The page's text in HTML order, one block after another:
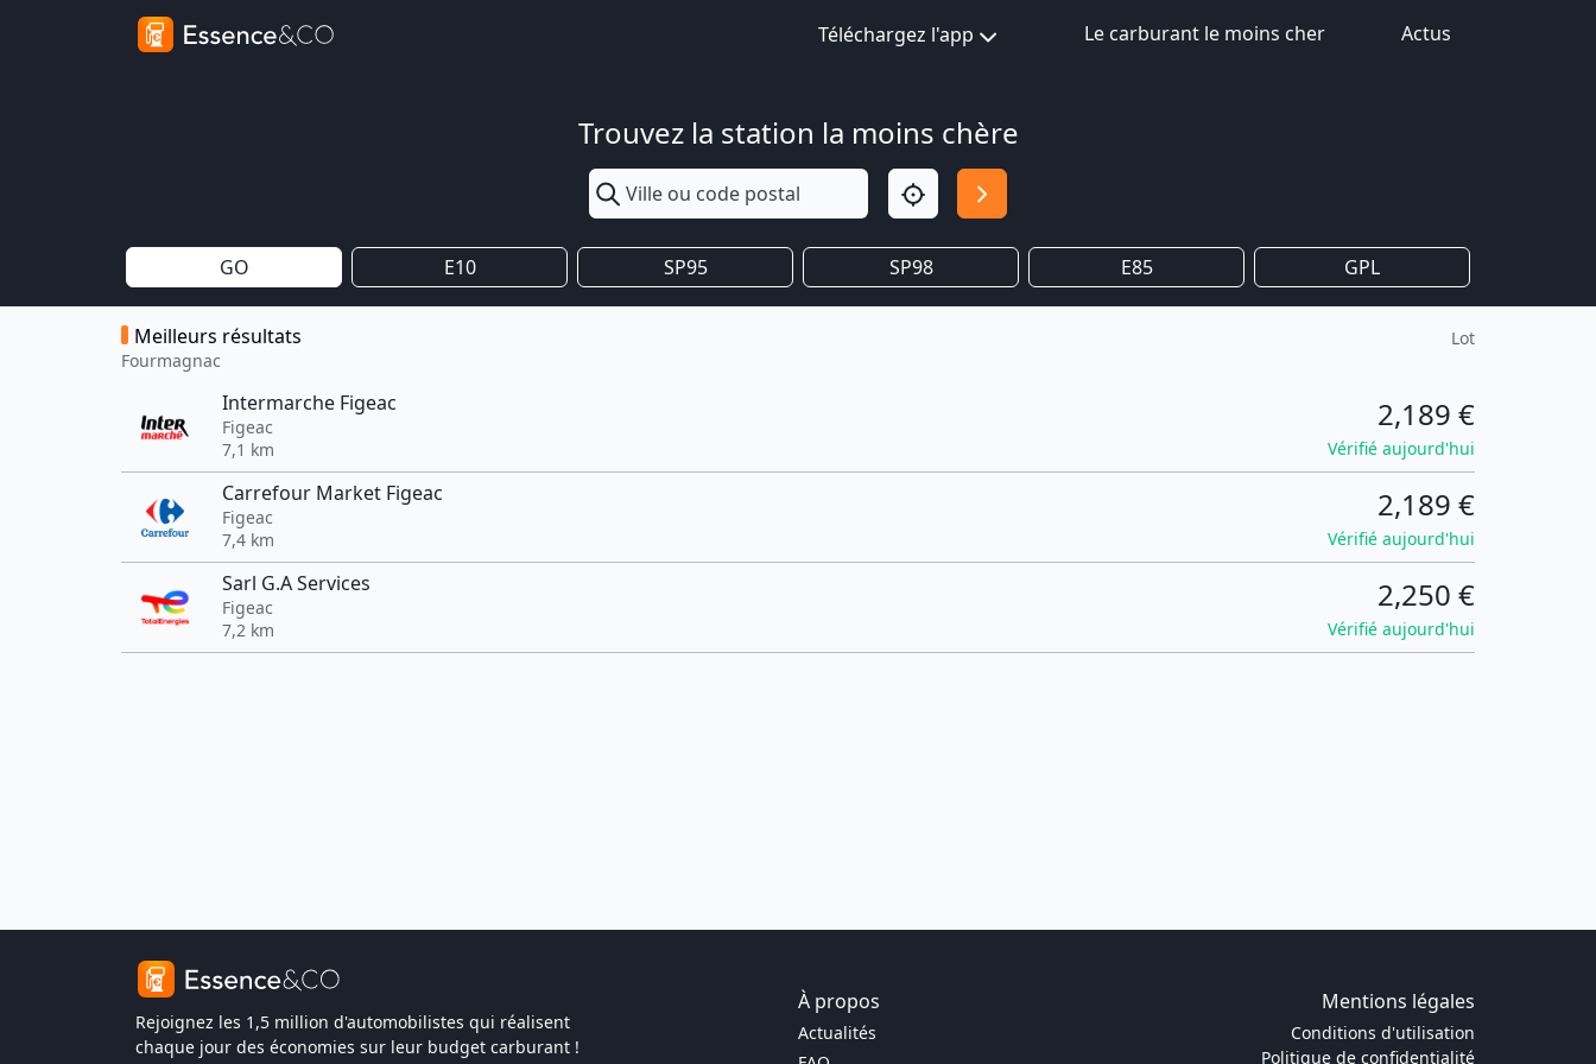
Téléchargez l'app Le carburant le moins cher Actus
Trouvez la station la moins chère
GO E10 SP95 SP98 E85 GPL
Meilleurs résultats
Fourmagnac
Lot
Intermarche Figeac
Figeac
7,1 km
2,189 €
Vérifié aujourd'hui
Carrefour Market Figeac
Figeac
7,4 km
2,189 €
Vérifié aujourd'hui
Sarl G.A Services
Figeac
7,2 km
2,250 €
Vérifié aujourd'hui
Rejoignez les 1,5 million d'automobilistes qui réalisent
chaque jour des économies sur leur budget carburant !
À propos Mentions légales
Actualités
Conditions d'utilisation
Politique de confidentialité